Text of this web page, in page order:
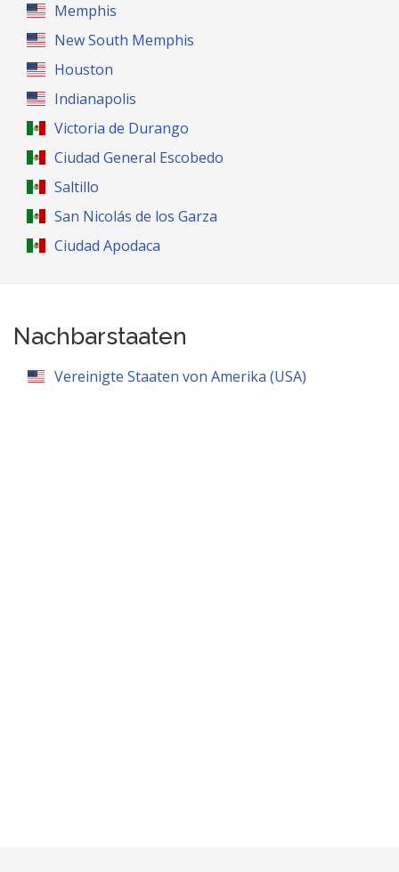
Memphis
New South Memphis
Houston
Indianapolis
Victoria de Durango
Ciudad General Escobedo
Saltillo
San Nicolás de los Garza
Ciudad Apodaca
Nachbarstaaten
Vereinigte Staaten von Amerika (USA)